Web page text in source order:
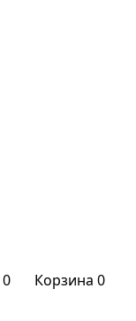
0 Корзина 0